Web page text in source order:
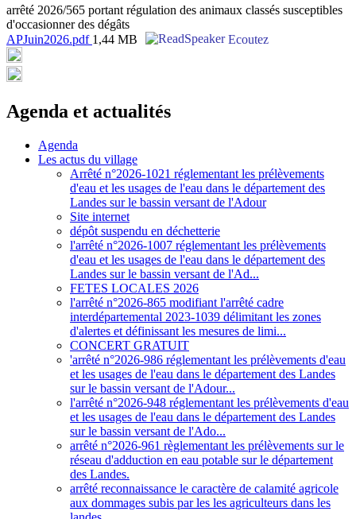
arrêté 2026/565 portant régulation des animaux classés susceptibles
d'occasionner des dégâts
APJuin2026.pdf 1,44 MB Ecoutez
Agenda et actualités
Agenda
Les actus du village
Arrêté n°2026-1021 réglementant les prélèvements
d'eau et les usages de l'eau dans le département des
Landes sur le bassin versant de l'Adour
Site internet
dépôt suspendu en déchetterie
l'arrêté n°2026-1007 réglementant les prélèvements
d'eau et les usages de l'eau dans le département des
Landes sur le bassin versant de l'Ad...
FETES LOCALES 2026
l'arrêté n°2026-865 modifiant l'arrêté cadre
interdépartemental 2023-1039 délimitant les zones
d'alertes et définissant les mesures de limi...
CONCERT GRATUIT
'arrêté n°2026-986 réglementant les prélèvements d'eau
et les usages de l'eau dans le département des Landes
sur le bassin versant de l'Adour...
l'arrêté n°2026-948 réglementant les prélèvements d'eau
et les usages de l'eau dans le département des Landes
sur le bassin versant de l'Ado...
arrêté n°2026-961 règlementant les prélèvements sur le
réseau d'adduction en eau potable sur le département
des Landes.
arrêté reconnaissance le caractère de calamité agricole
aux dommages subis par les les agriculteurs dans les